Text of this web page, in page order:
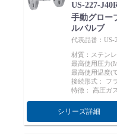
US-227-
手動グロー
ルバルブ
代表品番：US-
材質：ステン
最高使用圧力
最高使用温度
接続形式： フ
特徴： 高圧ガ
シリーズ詳細